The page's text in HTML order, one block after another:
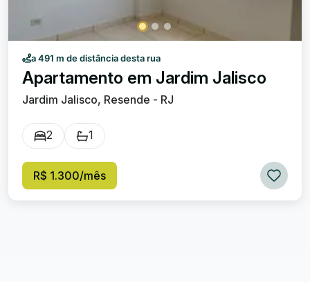
a 491 m de distância desta rua
Apartamento em Jardim Jalisco
Jardim Jalisco, Resende - RJ
2 1
R$ 1.300/mês